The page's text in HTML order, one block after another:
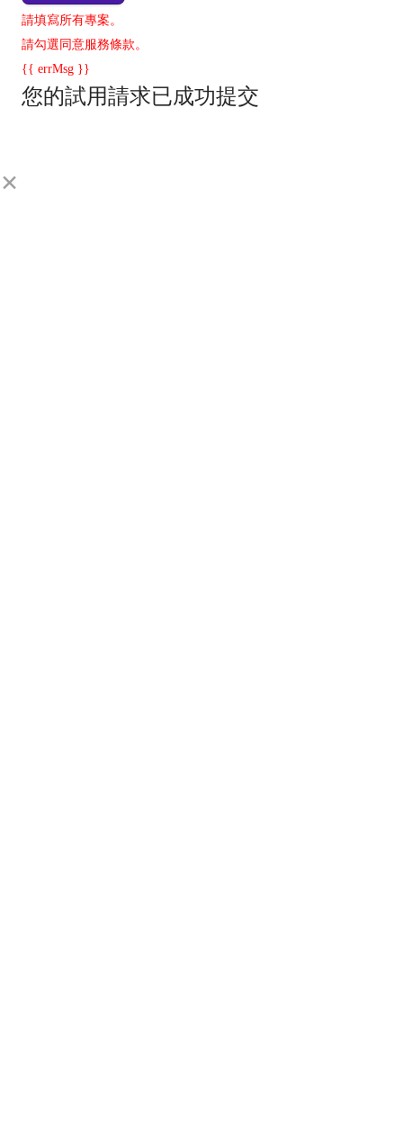
請填寫所有專案。
請勾選同意服務條款。
{{ errMsg }}
您的試用請求已成功提交
×